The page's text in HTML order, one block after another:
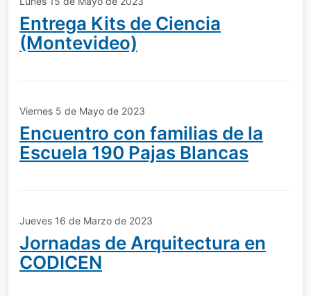
Entrega Kits de Ciencia
(Montevideo)
Viernes 5 de Mayo de 2023
Encuentro con familias de la
Escuela 190 Pajas Blancas
Jueves 16 de Marzo de 2023
Jornadas de Arquitectura en
CODICEN